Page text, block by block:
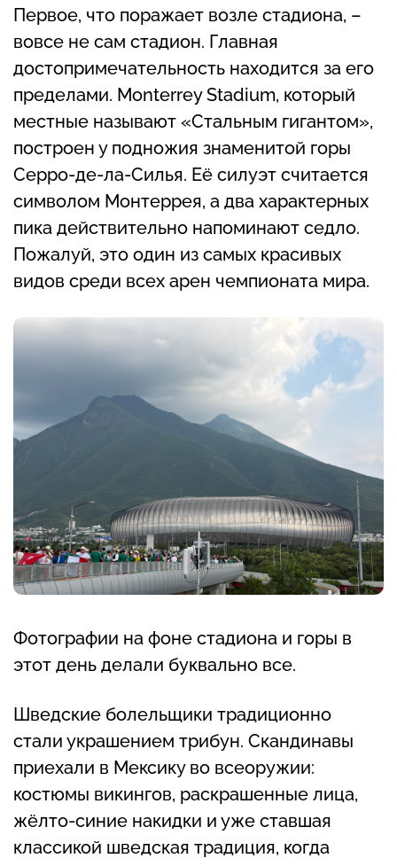
Первое, что поражает возле стадиона, –
вовсе не сам стадион. Главная
достопримечательность находится за его
пределами. Monterrey Stadium, который
местные называют «Стальным гигантом»,
построен у подножия знаменитой горы
Серро-де-ла-Силья. Её силуэт считается
символом Монтеррея, а два характерных
пика действительно напоминают седло.
Пожалуй, это один из самых красивых
видов среди всех арен чемпионата мира.
Фотографии на фоне стадиона и горы в
этот день делали буквально все.
Шведские болельщики традиционно
стали украшением трибун. Скандинавы
приехали в Мексику во всеоружии:
костюмы викингов, раскрашенные лица,
жёлто-синие накидки и уже ставшая
классикой шведская традиция, когда